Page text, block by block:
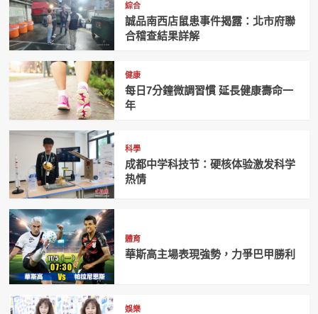
綜合
誠品南西店鼠患事件揭露：北市府聯
合稽查結果詳解
健康
每日7分鐘微調習慣 延長健康壽命一
年
科學
成都中学科技节：硬核体验激发科学
热情
體育
華斯高主場表現強勢，力爭巴甲勝利
娛樂